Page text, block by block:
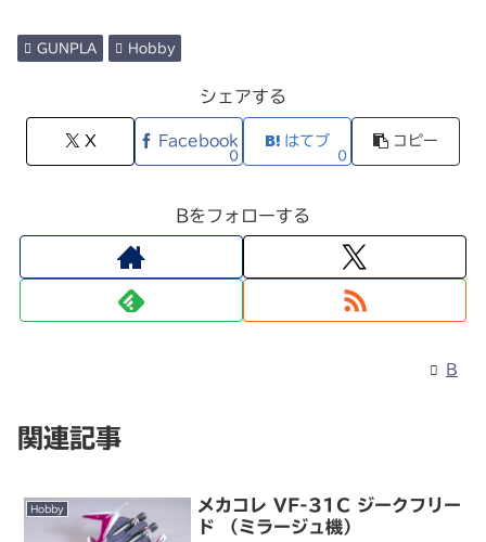
GUNPLA Hobby
シェアする
X Facebook
0
はてブ
0
コピー
Bをフォローする
B
関連記事
Hobby
メカコレ VF-31C ジークフリー
ド （ミラージュ機）